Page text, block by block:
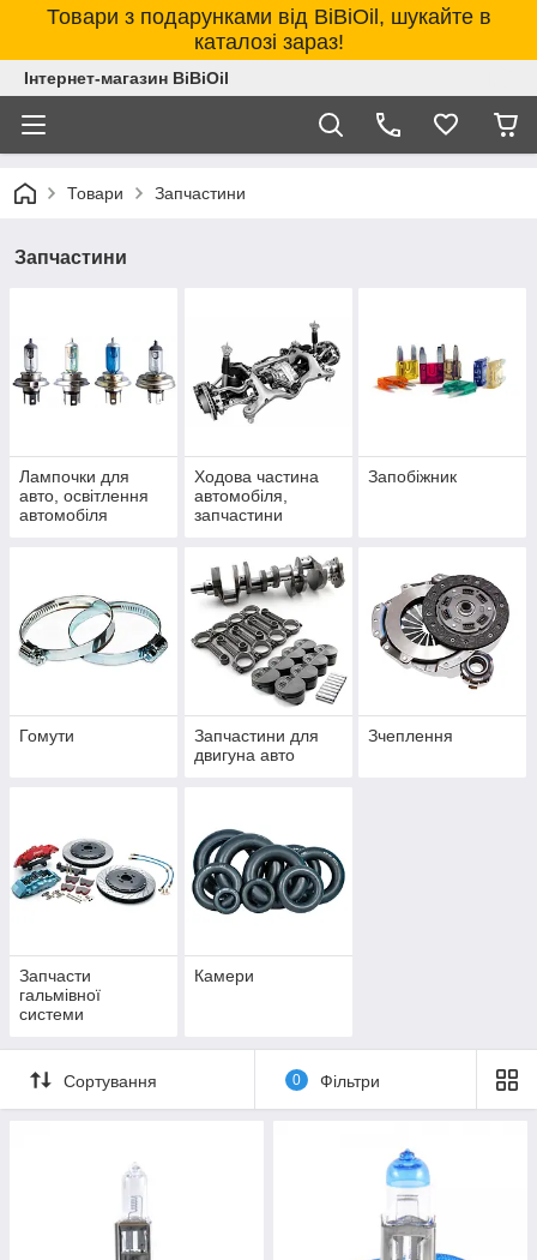
Товари з подарунками від BiBiOil, шукайте в
каталозі зараз!
Інтернет-магазин BiBiOil
Товари Запчастини
Запчастини
Лампочки для
авто, освітлення
автомобіля
Ходова частина
автомобіля,
запчастини
Запобіжник
Гомути
Запчастини для
двигуна авто
Зчеплення
Запчасти
гальмівної
системи
Камери
Сортування 0 Фільтри